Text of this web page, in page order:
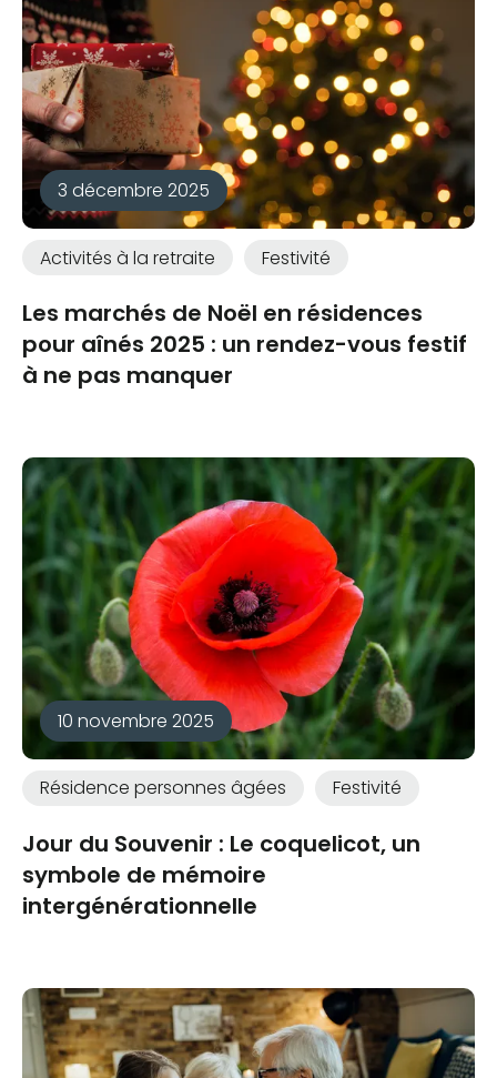
3 décembre 2025
Activités à la retraite Festivité
Les marchés de Noël en résidences
pour aînés 2025 : un rendez-vous festif
à ne pas manquer
10 novembre 2025
Résidence personnes âgées Festivité
Jour du Souvenir : Le coquelicot, un
symbole de mémoire
intergénérationnelle